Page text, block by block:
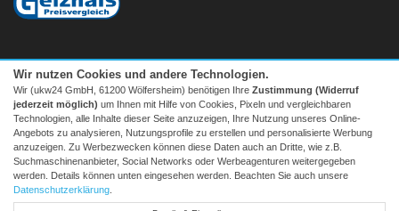
Facebook| twitter
Wir nutzen Cookies und andere Technologien.
Wir (ukw24 GmbH, 61200 Wölfersheim) benötigen Ihre Zustimmung (Widerruf
jederzeit möglich) um Ihnen mit Hilfe von Cookies, Pixeln und vergleichbaren
Technologien, alle Inhalte dieser Seite anzuzeigen, Ihre Nutzung unseres Online-
Angebots zu analysieren, Nutzungsprofile zu erstellen und personalisierte Werbung
anzuzeigen. Zu Werbezwecken können diese Daten auch an Dritte, wie z.B.
Suchmaschinenanbieter, Social Networks oder Werbeagenturen weitergegeben
werden. Details können unten eingesehen werden. Beachten Sie auch unsere
Datenschutzerklärung